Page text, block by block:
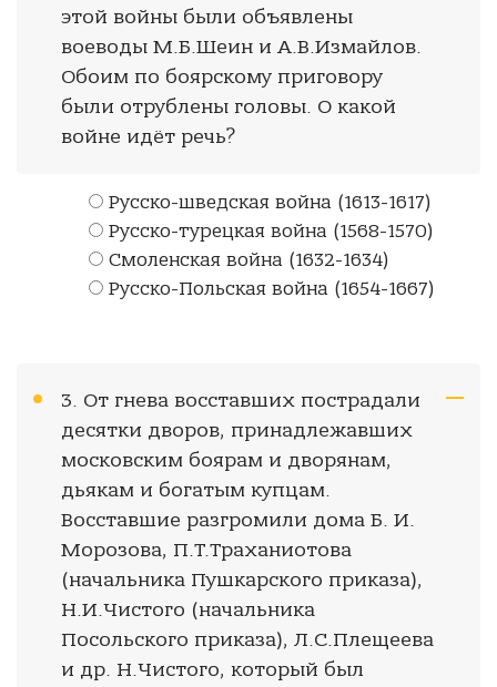
этой войны были объявлены
воеводы М.Б.Шеин и А.В.Измайлов.
Обоим по боярскому приговору
были отрублены головы. О какой
войне идёт речь?
Русско-шведская война (1613-1617)
Русско-турецкая война (1568-1570)
Смоленская война (1632-1634)
Русско-Польская война (1654-1667)
3. От гнева восставших пострадали
десятки дворов, принадлежавших
московским боярам и дворянам,
дьякам и богатым купцам.
Восставшие разгромили дома Б. И.
Морозова, П.Т.Траханиотова
(начальника Пушкарского приказа),
Н.И.Чистого (начальника
Посольского приказа), Л.С.Плещеева
и др. Н.Чистого, который был